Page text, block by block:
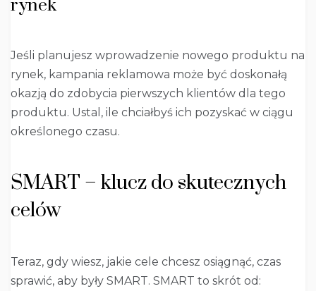
rynek
Jeśli planujesz wprowadzenie nowego produktu na
rynek, kampania reklamowa może być doskonałą
okazją do zdobycia pierwszych klientów dla tego
produktu. Ustal, ile chciałbyś ich pozyskać w ciągu
określonego czasu.
SMART – klucz do skutecznych
celów
Teraz, gdy wiesz, jakie cele chcesz osiągnąć, czas
sprawić, aby były SMART. SMART to skrót od: